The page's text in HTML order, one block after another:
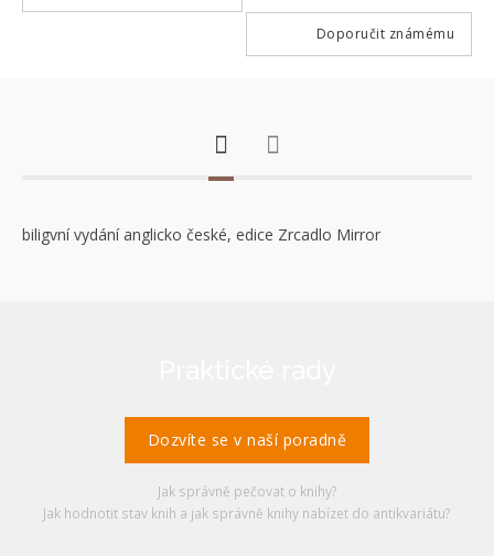
Doporučit známému
biligvní vydání anglicko české, edice Zrcadlo Mirror
Dozvíte se v naší poradně
Jak správně pečovat o knihy?
Jak hodnotit stav knih a jak správně knihy nabízet do antikvariátu?